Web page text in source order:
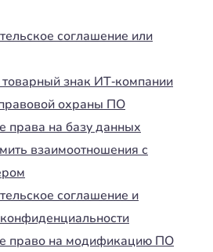
соглашение или
знак ИТ-компании
охраны ПО
права на базу данных
взаимоотношения с
соглашение и
право на модификацию ПО